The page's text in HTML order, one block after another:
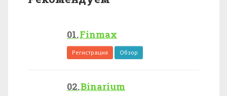
Finmax
Регистрация Обзор
Binarium